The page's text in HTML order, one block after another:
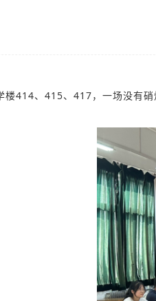
楼414、415、417，一场没有